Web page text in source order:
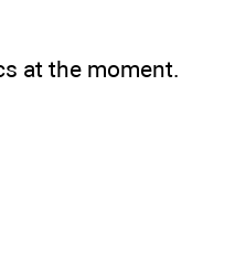
at the moment.